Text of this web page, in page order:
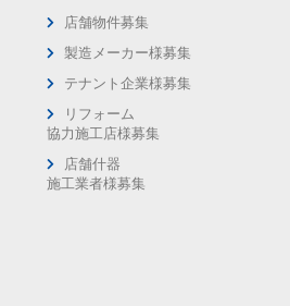
店舗物件募集
製造メーカー様募集
テナント企業様募集
リフォーム
協力施工店様募集
店舗什器
施工業者様募集